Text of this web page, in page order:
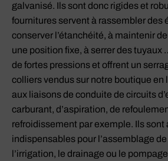
galvanisé. Ils sont donc rigides et
fournitures servent à rassembler des
conserver l’étanchéité, à maintenir
une position fixe, à serrer des tuyaux
de fortes pressions et offrent un
colliers vendus sur notre boutique en
aux liaisons de conduite de circuits
carburant, d’aspiration, de
refroidissement par exemple. Ils sont
indispensables pour l’assemblage
l’irrigation, le drainage ou le